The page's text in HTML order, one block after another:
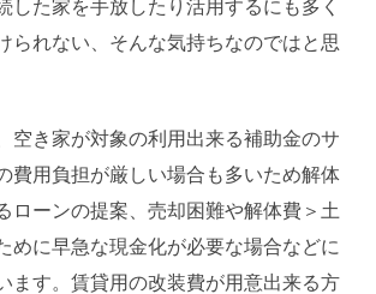
した家を手放したり活用するにも多く
られない、そんな気持ちなのではと思
空き家が対象の利用出来る補助金のサ
費用負担が厳しい場合も多いため解体
ローンの提案、売却困難や解体費＞土
めに早急な現金化が必要な場合などに
ます。賃貸用の改装費が用意出来る方